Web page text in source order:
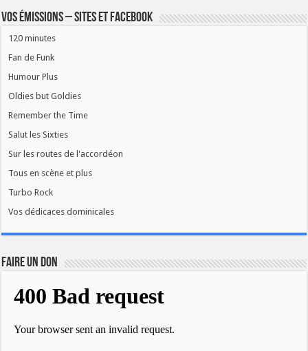
Vos émissions – Sites et Facebook
120 minutes
Fan de Funk
Humour Plus
Oldies but Goldies
Remember the Time
Salut les Sixties
Sur les routes de l'accordéon
Tous en scène et plus
Turbo Rock
Vos dédicaces dominicales
FAIRE UN DON